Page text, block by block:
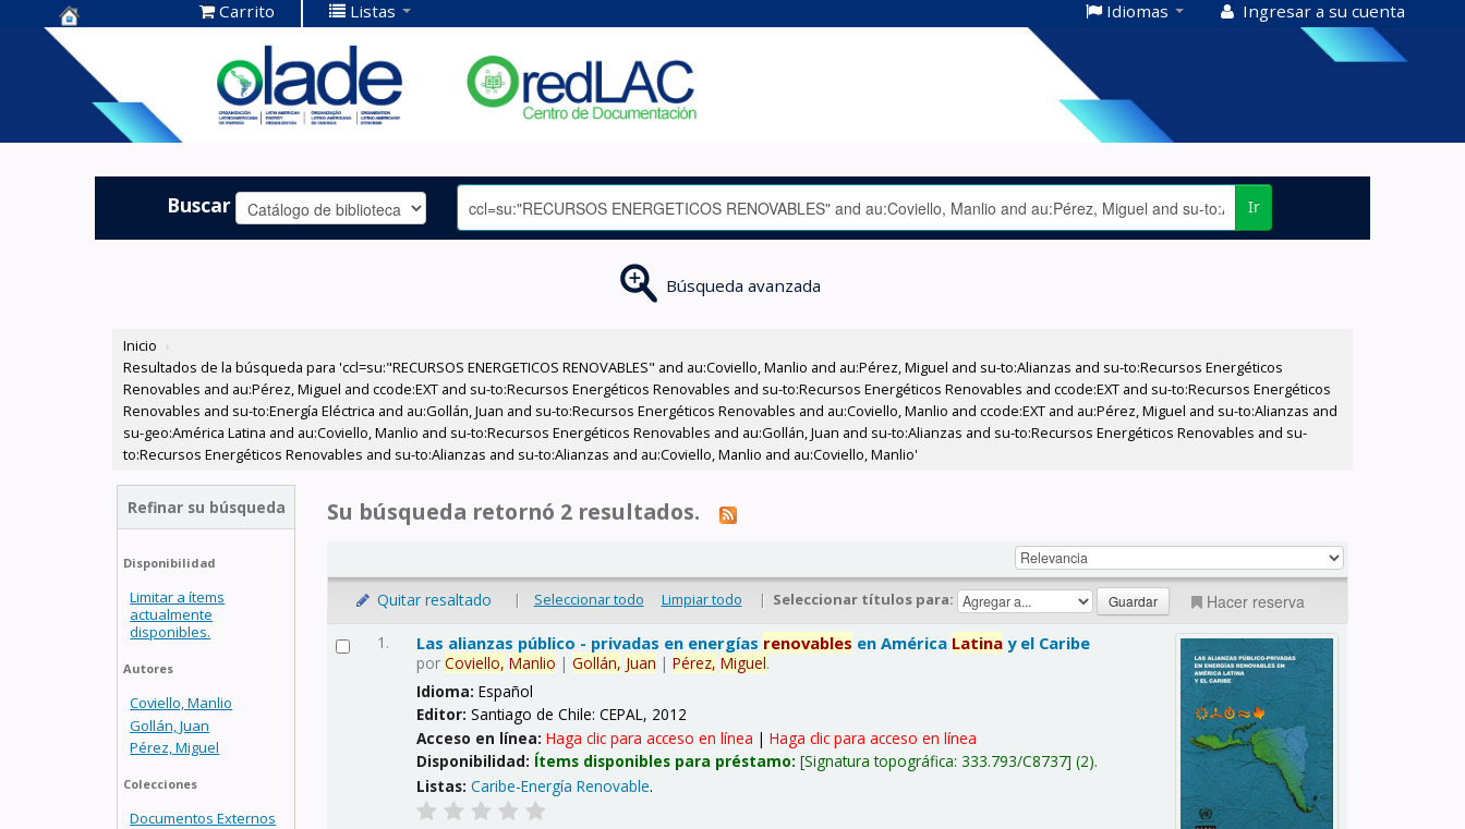
Centro de
Documentación
OLADE -
Carrito Listas Idiomas Ingresar a su cuenta
Buscar Ir
Búsqueda avanzada
Inicio ›
Resultados de la búsqueda para 'ccl=su:"RECURSOS ENERGETICOS RENOVABLES" and au:Coviello, Manlio and au:Pérez, Miguel and su-to:Alianzas and su-to:Recursos Energéticos
Renovables and au:Pérez, Miguel and ccode:EXT and su-to:Recursos Energéticos Renovables and su-to:Recursos Energéticos Renovables and ccode:EXT and su-to:Recursos Energéticos
Renovables and su-to:Energía Eléctrica and au:Gollán, Juan and su-to:Recursos Energéticos Renovables and au:Coviello, Manlio and ccode:EXT and au:Pérez, Miguel and su-to:Alianzas and
su-geo:América Latina and au:Coviello, Manlio and su-to:Recursos Energéticos Renovables and au:Gollán, Juan and su-to:Alianzas and su-to:Recursos Energéticos Renovables and su-
to:Recursos Energéticos Renovables and su-to:Alianzas and su-to:Alianzas and au:Coviello, Manlio and au:Coviello, Manlio'
Refinar su búsqueda
Disponibilidad
Limitar a ítems
actualmente
disponibles.
Autores
Coviello, Manlio
Gollán, Juan
Pérez, Miguel
Colecciones
Documentos Externos
Su búsqueda retornó 2 resultados.
Quitar resaltado | Seleccionar todo Limpiar todo | Seleccionar títulos para: Hacer reserva
1. Las alianzas público - privadas en energías renovables en América Latina y el Caribe
porCoviello, Manlio |Gollán, Juan |Pérez, Miguel.
Idioma:Español
Editor:Santiago de Chile: CEPAL, 2012
Acceso en línea:Haga clic para acceso en línea |Haga clic para acceso en línea
Disponibilidad: Ítems disponibles para préstamo: Signatura topográfica:333.793/C8737 (2).
Listas: Caribe-Energía Renovable.